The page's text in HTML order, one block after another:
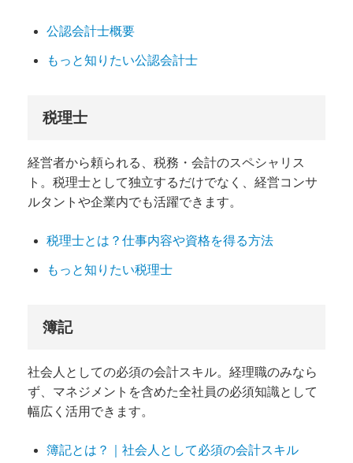
公認会計士概要
もっと知りたい公認会計士
税理士
経営者から頼られる、税務・会計のスペシャリス
ト。税理士として独立するだけでなく、経営コンサ
ルタントや企業内でも活躍できます。
税理士とは？仕事内容や資格を得る方法
もっと知りたい税理士
簿記
社会人としての必須の会計スキル。経理職のみなら
ず、マネジメントを含めた全社員の必須知識として
幅広く活用できます。
簿記とは？｜社会人として必須の会計スキル